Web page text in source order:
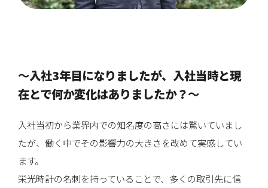
〜入社3年目になりましたが、入社当時と現
在とで何か変化はありましたか？〜
入社当初から業界内での知名度の高さには驚いていまし
たが、働く中でその影響力の大きさを改めて実感してい
ます。
栄光時計の名刺を持っていることで、多くの取引先に信